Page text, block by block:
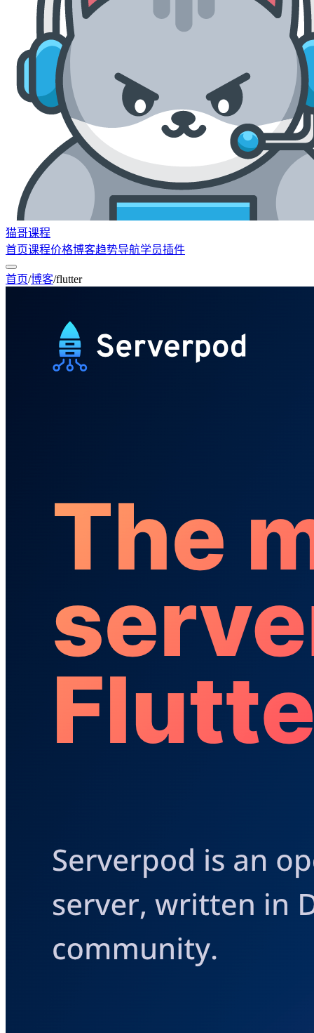
猫哥课程
首页课程价格博客趋势导航学员插件
首页/博客/flutter